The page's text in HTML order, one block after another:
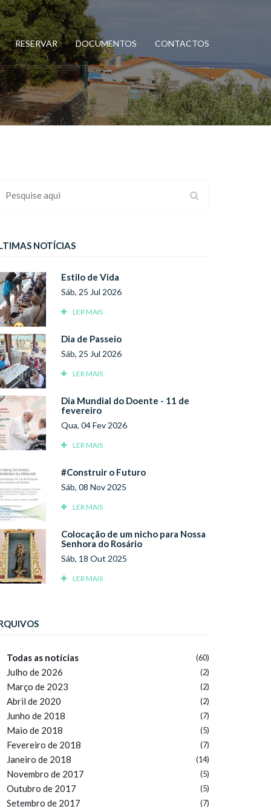
RESERVAR DOCUMENTOS CONTACTOS
NOTÍCIAS
Estilo de Vida
Sáb, 25 Jul 2026
LER MAIS
Dia de Passeio
Sáb, 25 Jul 2026
LER MAIS
Dia Mundial do Doente - 11 de
fevereiro
Qua, 04 Fev 2026
LER MAIS
#Construir o Futuro
Sáb, 08 Nov 2025
LER MAIS
Colocação de um nicho para Nossa
Senhora do Rosário
Sáb, 18 Out 2025
LER MAIS
Todas as notícias (60)
Julho de 2026 (2)
Março de 2023 (2)
Abril de 2020 (2)
Junho de 2018 (7)
Maio de 2018 (5)
Fevereiro de 2018 (7)
Janeiro de 2018 (14)
Novembro de 2017 (5)
Outubro de 2017 (5)
Setembro de 2017 (7)